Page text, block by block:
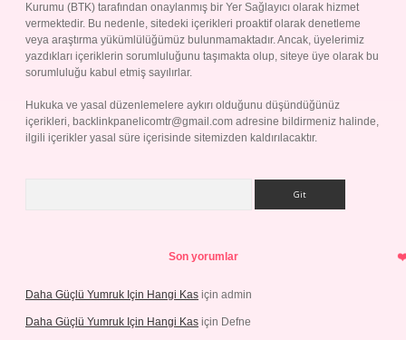
Kurumu (BTK) tarafından onaylanmış bir Yer Sağlayıcı olarak hizmet
vermektedir. Bu nedenle, sitedeki içerikleri proaktif olarak denetleme
veya araştırma yükümlülüğümüz bulunmamaktadır. Ancak, üyelerimiz
yazdıkları içeriklerin sorumluluğunu taşımakta olup, siteye üye olarak bu
sorumluluğu kabul etmiş sayılırlar.
Hukuka ve yasal düzenlemelere aykırı olduğunu düşündüğünüz
içerikleri, backlinkpanelicomtr@gmail.com adresine bildirmeniz halinde,
ilgili içerikler yasal süre içerisinde sitemizden kaldırılacaktır.
Son yorumlar
Daha Güçlü Yumruk Için Hangi Kas için admin
Daha Güçlü Yumruk Için Hangi Kas için Defne